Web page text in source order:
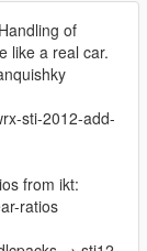
of
like a real car.
sti-2012-add-
from ikt:
ratios